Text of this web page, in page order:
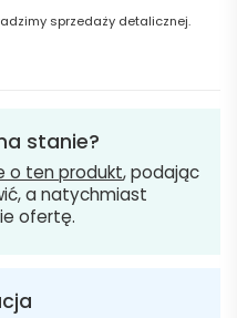
sprzedaży detalicznej.
stanie?
o ten produkt, podając
a natychmiast
ofertę.